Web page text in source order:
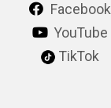
Facebook
YouTube
TikTok